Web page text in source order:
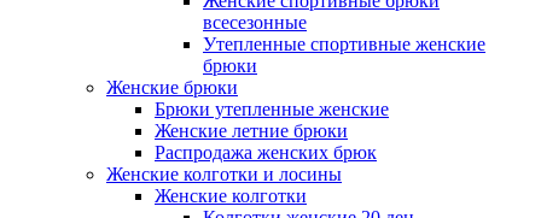
всесезонные
Утепленные спортивные женские
брюки
Женские брюки
Брюки утепленные женские
Женские летние брюки
Распродажа женских брюк
Женские колготки и лосины
Женские колготки